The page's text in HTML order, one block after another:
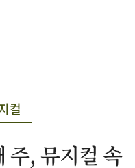
컬
주, 뮤지컬 속